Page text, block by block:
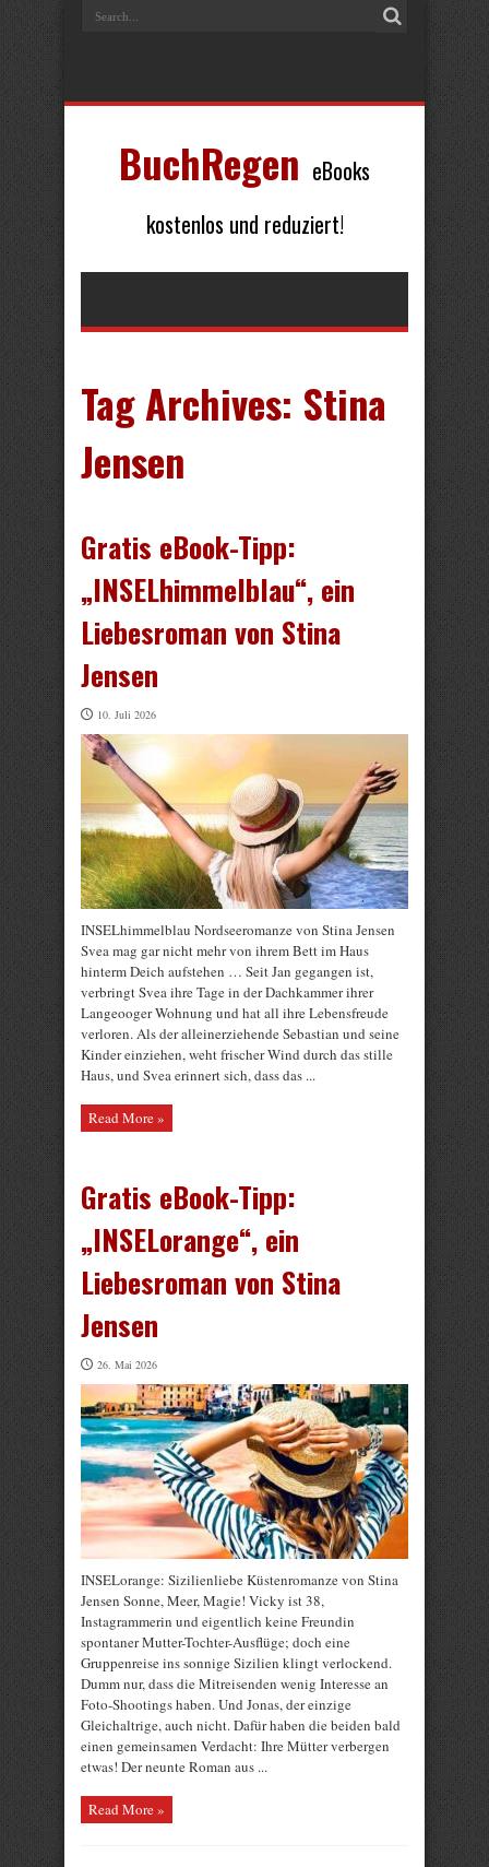
BuchRegen eBooks
kostenlos und reduziert!
Tag Archives: Stina
Jensen
Gratis eBook-Tipp:
„INSELhimmelblau“, ein
Liebesroman von Stina
Jensen
10. Juli 2026
INSELhimmelblau Nordseeromanze von Stina Jensen
Svea mag gar nicht mehr von ihrem Bett im Haus
hinterm Deich aufstehen … Seit Jan gegangen ist,
verbringt Svea ihre Tage in der Dachkammer ihrer
Langeooger Wohnung und hat all ihre Lebensfreude
verloren. Als der alleinerziehende Sebastian und seine
Kinder einziehen, weht frischer Wind durch das stille
Haus, und Svea erinnert sich, dass das ...
Read More »
Gratis eBook-Tipp:
„INSELorange“, ein
Liebesroman von Stina
Jensen
26. Mai 2026
INSELorange: Sizilienliebe Küstenromanze von Stina
Jensen Sonne, Meer, Magie! Vicky ist 38,
Instagrammerin und eigentlich keine Freundin
spontaner Mutter-Tochter-Ausflüge; doch eine
Gruppenreise ins sonnige Sizilien klingt verlockend.
Dumm nur, dass die Mitreisenden wenig Interesse an
Foto-Shootings haben. Und Jonas, der einzige
Gleichaltrige, auch nicht. Dafür haben die beiden bald
einen gemeinsamen Verdacht: Ihre Mütter verbergen
etwas! Der neunte Roman aus ...
Read More »